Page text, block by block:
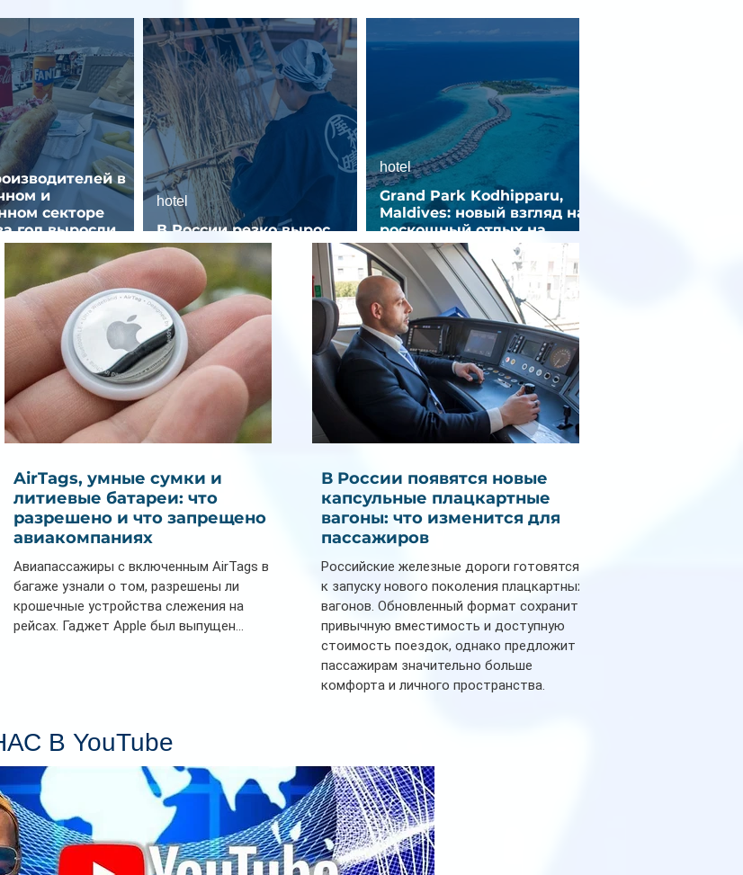
в
и
секторе
год выросли
32%
В России резко вырос
спрос на отели без звезд
hotel
Grand Park Kodhipparu,
Maldives: новый взгляд на
роскошный отдых на
Мальдивах
hotel
AirTags, умные сумки и
литиевые батареи: что
разрешено и что запрещено в
авиакомпаниях
Авиапассажиры с включенным AirTags в
багаже узнали о том, разрешены ли
крошечные устройства слежения на
рейсах. Гаджет Apple был выпущен...
В России появятся новые
капсульные плацкартные
вагоны: что изменится для
пассажиров
Российские железные дороги готовятся
к запуску нового поколения плацкартных
вагонов. Обновленный формат сохранит
привычную вместимость и доступную
стоимость поездок, однако предложит
пассажирам значительно больше
комфорта и личного пространства.
индивидуальные шторки у каждого
спального места. Они позволят
пассажирам закрыть свою полку во
время сна или отдыха, создав ощуще
В YouTube